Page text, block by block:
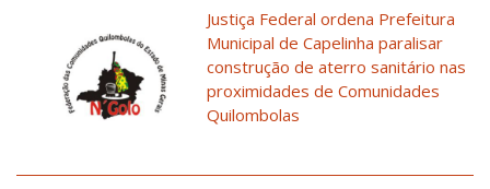
Justiça Federal ordena Prefeitura
Municipal de Capelinha paralisar
construção de aterro sanitário nas
proximidades de Comunidades
Quilombolas